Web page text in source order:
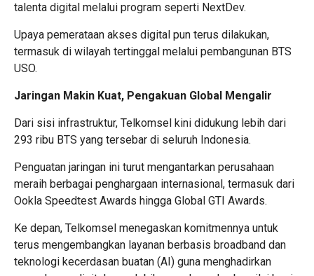
talenta digital melalui program seperti NextDev.
Upaya pemerataan akses digital pun terus dilakukan,
termasuk di wilayah tertinggal melalui pembangunan BTS
USO.
Jaringan Makin Kuat, Pengakuan Global Mengalir
Dari sisi infrastruktur, Telkomsel kini didukung lebih dari
293 ribu BTS yang tersebar di seluruh Indonesia.
Penguatan jaringan ini turut mengantarkan perusahaan
meraih berbagai penghargaan internasional, termasuk dari
Ookla Speedtest Awards hingga Global GTI Awards.
Ke depan, Telkomsel menegaskan komitmennya untuk
terus mengembangkan layanan berbasis broadband dan
teknologi kecerdasan buatan (AI) guna menghadirkan